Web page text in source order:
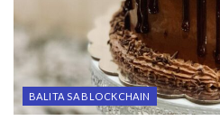
BALITA SA BLOCKCHAIN